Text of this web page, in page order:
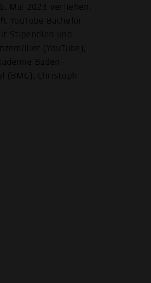
Mai 2023 verliehen.
YouTube Bachelor-
Stipendien und
(YouTube),
Baden-
(BMG), Christoph